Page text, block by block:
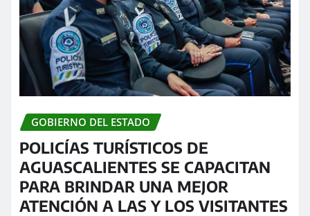
GOBIERNO DEL ESTADO
POLICÍAS TURÍSTICOS DE
AGUASCALIENTES SE CAPACITAN
PARA BRINDAR UNA MEJOR
ATENCIÓN A LAS Y LOS VISITANTES